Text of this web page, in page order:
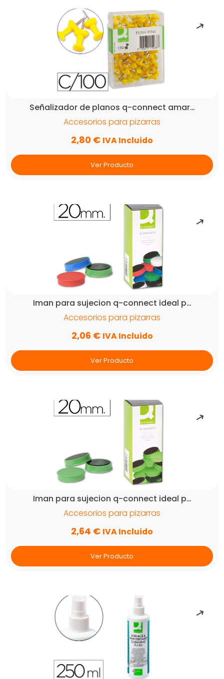
cantidadSeñalizador de planos q-connect amar…
Accesorios para pizarras
2,80 € IVA Incluido
Ver Producto
Iman para sujecion q-connect ideal p…
Accesorios para pizarras
2,06 € IVA Incluido
Ver Producto
Iman para sujecion q-connect ideal p…
Accesorios para pizarras
2,64 € IVA Incluido
Ver Producto